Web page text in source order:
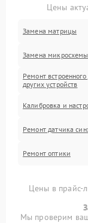
Цены
Замена матрицы
Замена
Ремонт
других устройств
Калибровка и
Ремонт датчика
Ремонт оптики
Цены в прайс-
Мы проверим